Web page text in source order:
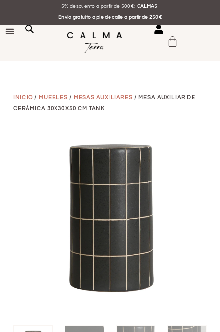
5% descuento a partir de 500€: CALMA5
Envío gratuito a pie de calle a partir de 250€
INICIO / MUEBLES / MESAS AUXILIARES / MESA AUXILIAR DE
CERÁMICA 30X30X50 CM TANK